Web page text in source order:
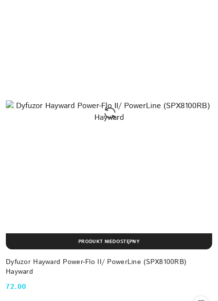
Dyfuzor Hayward Power-Flo II/ PowerLine (SPX8100RB)
Hayward
Cena:
72.00
PRODUKT NIEDOSTĘPNY